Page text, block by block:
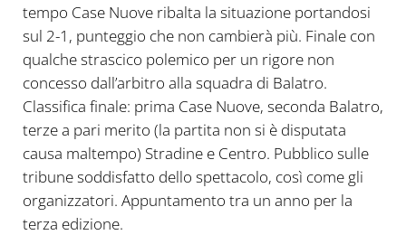
tempo Case Nuove ribalta la situazione portandosi
sul 2-1, punteggio che non cambierà più. Finale con
qualche strascico polemico per un rigore non
concesso dall’arbitro alla squadra di Balatro.
Classifica finale: prima Case Nuove, seconda Balatro,
terze a pari merito (la partita non si è disputata
causa maltempo) Stradine e Centro. Pubblico sulle
tribune soddisfatto dello spettacolo, così come gli
organizzatori. Appuntamento tra un anno per la
terza edizione.